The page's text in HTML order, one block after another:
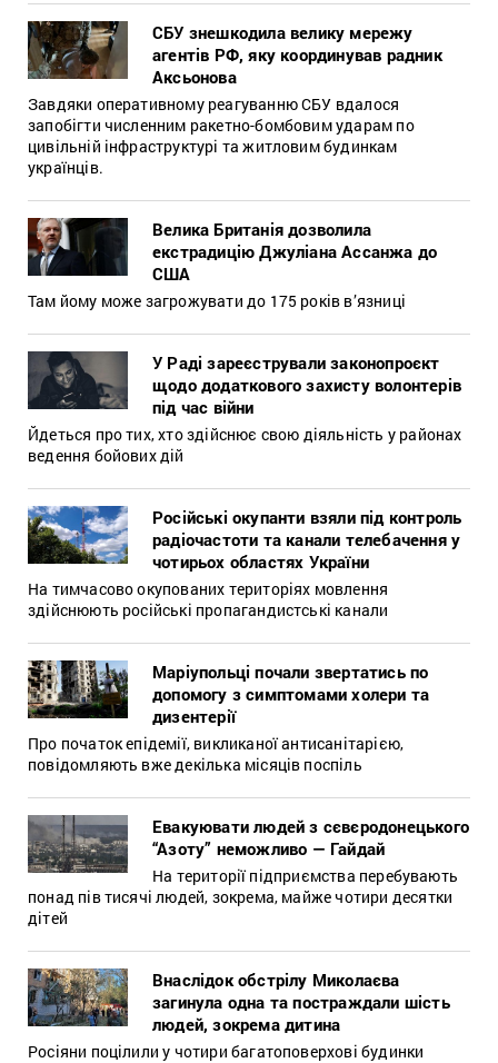
СБУ знешкодила велику мережу
агентів РФ, яку координував радник
Аксьонова
Завдяки оперативному реагуванню СБУ вдалося
запобігти численним ракетно-бомбовим ударам по
цивільній інфраструктурі та житловим будинкам
українців.
Велика Британія дозволила
екстрадицію Джуліана Ассанжа до
США
Там йому може загрожувати до 175 років в’язниці
У Раді зареєстрували законопроєкт
щодо додаткового захисту волонтерів
під час війни
Йдеться про тих, хто здійснює свою діяльність у районах
ведення бойових дій
Російські окупанти взяли під контроль
радіочастоти та канали телебачення у
чотирьох областях України
На тимчасово окупованих територіях мовлення
здійснюють російські пропагандистські канали
Маріупольці почали звертатись по
допомогу з симптомами холери та
дизентерії
Про початок епідемії, викликаної антисанітарією,
повідомляють вже декілька місяців поспіль
Евакуювати людей з сєвєродонецького
“Азоту” неможливо — Гайдай
На території підприємства перебувають
понад пів тисячі людей, зокрема, майже чотири десятки
дітей
Внаслідок обстрілу Миколаєва
загинула одна та постраждали шість
людей, зокрема дитина
Росіяни поцілили у чотири багатоповерхові будинки